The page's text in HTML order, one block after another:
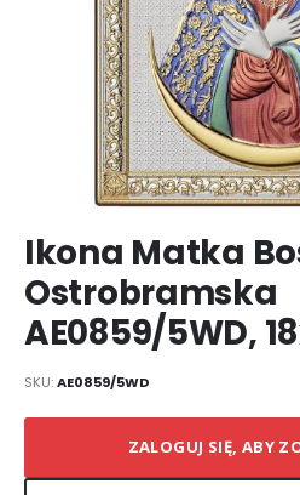
na
początek
galerii
Ikona Matka
Ostrobramska
AE0859/5WD,
SKU AE0859/5WD
ZALOGUJ SIĘ, ABY